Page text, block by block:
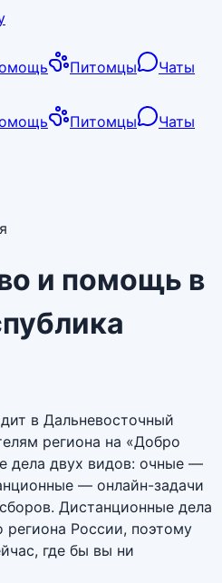
Питомцы
Чаты
Питомцы
Чаты
и помощь в
в Дальневосточный
региона на «Добро
дела двух видов: очные —
— онлайн-задачи
Дистанционные дела
России, поэтому
где бы вы ни